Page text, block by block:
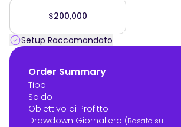
$200,000
Setup Raccomandato
Order Summary
Tipo
Saldo
Obiettivo di Profitto
Drawdown Giornaliero (Basato sul